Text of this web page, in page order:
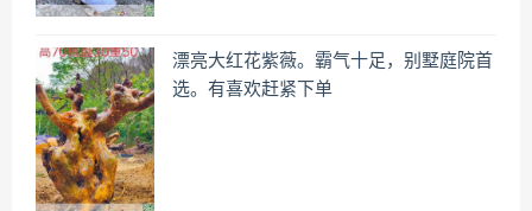
漂亮大红花紫薇。霸气十足，别墅庭院首
选。有喜欢赶紧下单